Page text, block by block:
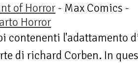
of Horror - Max Comics -
Horror
contenenti l'adattamento
di richard Corben. In